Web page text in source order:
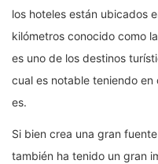
los hoteles están ubicados
kilómetros conocido como
es uno de los destinos
cual es notable teniendo
es.
Si bien crea una gran
también ha tenido un gran